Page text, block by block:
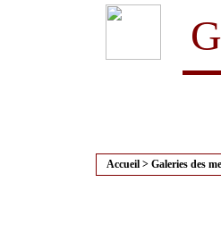
Accueil > Galeries des